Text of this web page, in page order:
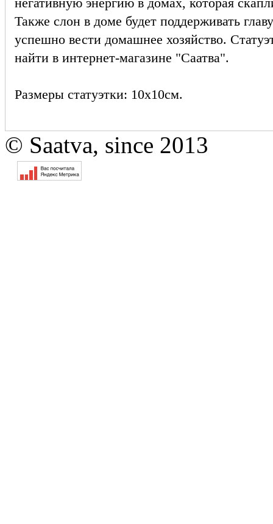
негативную энергию в домах, которая
Также слон в доме будет поддерживать
успешно вести домашнее хозяйство.
найти в интернет-магазине "Саатва".
Размеры статуэтки: 10х10см.
© Saatva, since 2013